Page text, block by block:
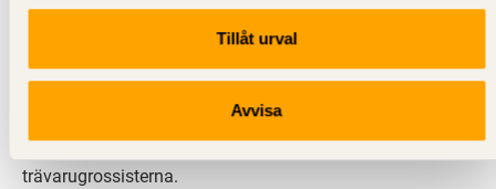
Tillåt urval
Avvisa
Svenskt Trä representerar svensk sågverksindustri
och är en del av branschorganisationen
svensk limträ-, KL-trä- och förpackningsindustri samt
trävarugrossisterna.